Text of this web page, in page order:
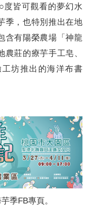
度皆可觀看的夢幻水
季，也特別推出在地
含有陽榮農場「神龍
莊的療芋手工皂、
坊推出的海洋布書
季FB專頁。